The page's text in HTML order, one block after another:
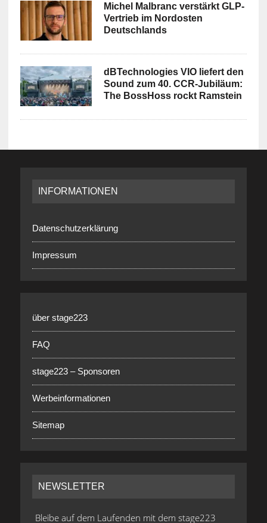
Michel Malbranc verstärkt GLP-
Vertrieb im Nordosten
Deutschlands
dBTechnologies VIO liefert den
Sound zum 40. CCR-Jubiläum:
The BossHoss rockt Ramstein
INFORMATIONEN
Datenschutzerklärung
Impressum
über stage223
FAQ
stage223 – Sponsoren
Werbeinformationen
Sitemap
NEWSLETTER
Bleibe auf dem Laufenden mit dem stage223